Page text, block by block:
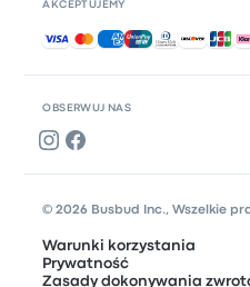
OBSERWUJ NAS
AKCEPTUJEMY
Akceptowane płatności
© 2026 Busbud Inc., Wszelkie
Warunki korzystania
Prywatność
Zasady dokonywania